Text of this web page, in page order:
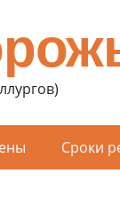
Сроки